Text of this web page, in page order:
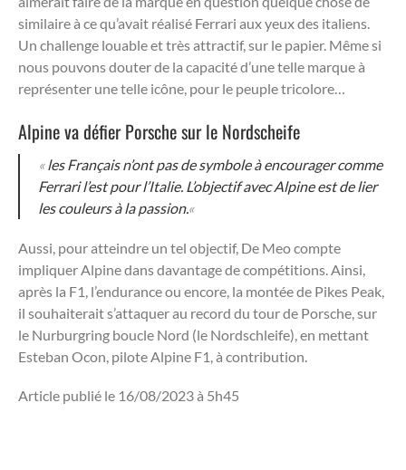
similaire à ce qu’avait réalisé Ferrari aux yeux des italiens.
Un challenge louable et très attractif, sur le papier. Même si
nous pouvons douter de la capacité d’une telle marque à
représenter une telle icône, pour le peuple tricolore…
Alpine va défier Porsche sur le Nordscheife
«les Français n’ont pas de symbole à encourager comme
Ferrari l’est pour l’Italie. L’objectif avec Alpine est de lier
les couleurs à la passion.«
Aussi, pour atteindre un tel objectif, De Meo compte
impliquer Alpine dans davantage de compétitions. Ainsi,
après la F1, l’endurance ou encore, la montée de Pikes Peak,
il souhaiterait s’attaquer au record du tour de Porsche, sur
le Nurburgring boucle Nord (le Nordschleife), en mettant
Esteban Ocon, pilote Alpine F1, à contribution.
Article publié le 16/08/2023 à 5h45